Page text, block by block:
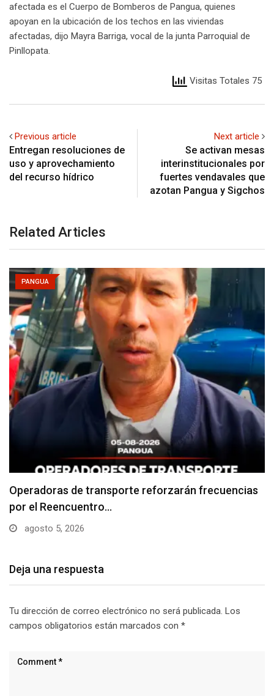
afectada es el Cuerpo de Bomberos de Pangua, quienes
apoyan en la ubicación de los techos en las viviendas
afectadas, dijo Mayra Barriga, vocal de la junta Parroquial de
Pinllopata.
Visitas Totales 75
Previous article
Entregan resoluciones de
uso y aprovechamiento
del recurso hídrico
Next article
Se activan mesas
interinstitucionales por
fuertes vendavales que
azotan Pangua y Sigchos
Related Articles
PANGUA
Niño desaparecido en Pangua fue hallado sin vida
agosto 4, 2026
Deja una respuesta
Tu dirección de correo electrónico no será publicada. Los
campos obligatorios están marcados con *